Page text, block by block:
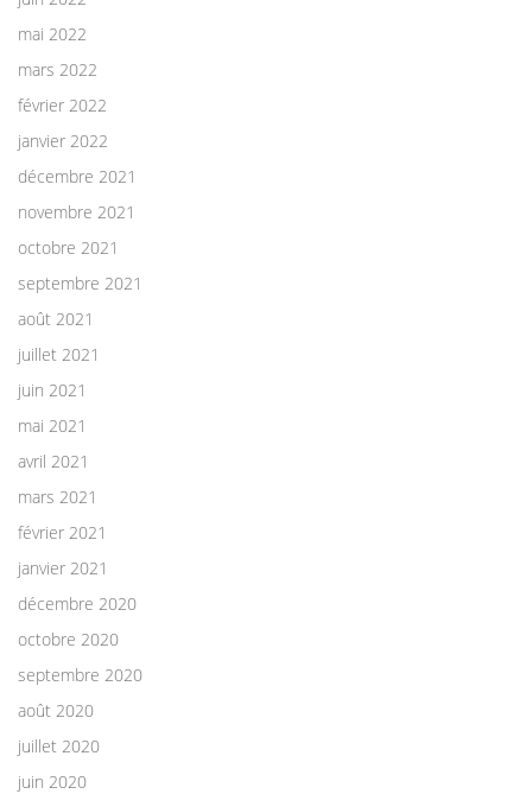
mai 2022
mars 2022
février 2022
janvier 2022
décembre 2021
novembre 2021
octobre 2021
septembre 2021
août 2021
juillet 2021
juin 2021
mai 2021
avril 2021
mars 2021
février 2021
janvier 2021
décembre 2020
octobre 2020
septembre 2020
août 2020
juillet 2020
juin 2020